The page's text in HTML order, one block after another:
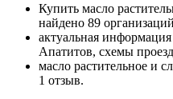
Купить масло
найдено 89
актуальная
Апатитов, схемы
масло растительное и
1 отзыв.